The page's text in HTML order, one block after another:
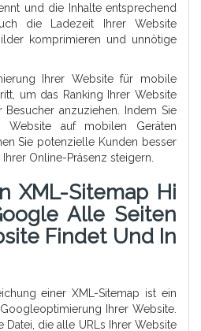
und die Inhalte entsprechend
die Ladezeit Ihrer Website
komprimieren und unnötige
Ihrer Website für mobile
um das Ranking Ihrer Website
anzuziehen. Indem Sie
Website auf mobilen Geräten
Sie potenzielle Kunden besser
Online-Präsenz steigern.
XML-Sitemap Hi
Alle Seiten
Findet Und In
einer XML-Sitemap ist ein
Ihrer Website.
Datei, die alle URLs Ihrer Website